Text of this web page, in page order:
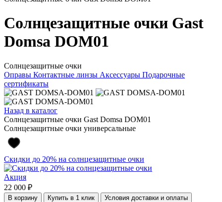
Солнцезащитные очки Gast
Domsa DOM01
Солнцезащитные очки
Оправы Контактные линзы Аксессуары Подарочные
сертификаты
Назад в каталог
Солнцезащитные очки Gast Domsa DOM01
Солнцезащитные очки универсальные
Скидки до 20% на солнцезащитные очки
Акция
22 000 ₽
В корзину Купить в 1 клик Условия доставки и оплаты